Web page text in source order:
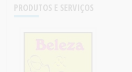
PRODUTOS E SERVIÇOS